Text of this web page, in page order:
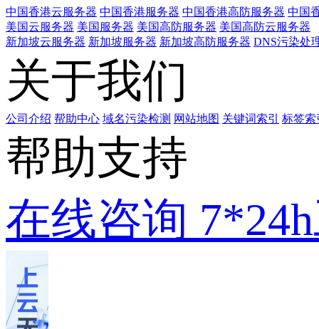
中国香港云服务器 中国香港服务器 中国香港高防服务器 中国
美国云服务器 美国服务器 美国高防服务器 美国高防云服务器
新加坡云服务器 新加坡服务器 新加坡高防服务器 DNS污染处
关于我们
公司介绍 帮助中心 域名污染检测 网站地图 关键词索引 标签索
帮助支持
在线咨询